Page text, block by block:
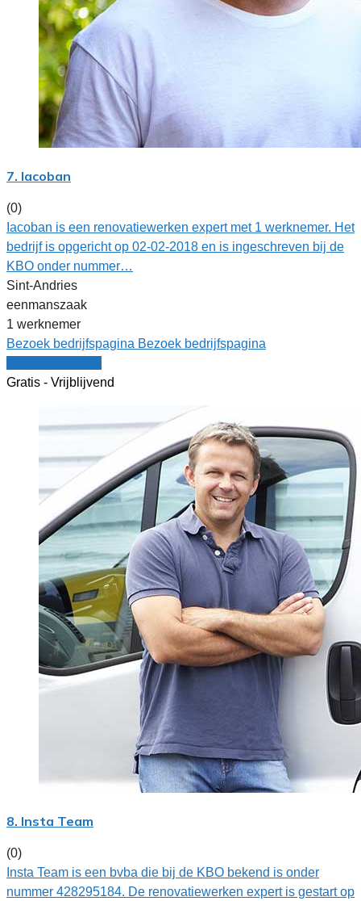
7. Iacoban
(0)
Iacoban is een renovatiewerken expert met 1 werknemer. Het
bedrijf is opgericht op 02-02-2018 en is ingeschreven bij de
KBO onder nummer…
Sint-Andries
eenmanszaak
1 werknemer
Bezoek bedrijfspagina Bezoek bedrijfspagina
Gratis - Vrijblijvend
8. Insta Team
(0)
Insta Team is een bvba die bij de KBO bekend is onder
nummer 428295184. De renovatiewerken expert is gestart op